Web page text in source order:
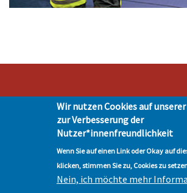
Stadt Hohen Neuendorf • Oranienburger Str. 2 •
Telefon 03303-528-0
Impressum|Presse| Datenschutz| © Hohen-
vorbehalten - Vervielfältigung nur mit unserer
Wir nutzen Cookies auf
zur Verbesserung der
Nutzer*innenfreundlichkeit
Wenn Sie auf einen Link oder Okay auf
klicken, stimmen Sie zu, Cookies zu
Nein, ich möchte mehr